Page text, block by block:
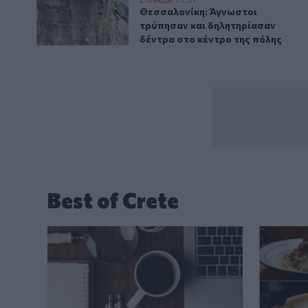
Θεσσαλονίκη: Άγνωστοι
Θεσσαλονίκη: Άγνωστοι
τρύπησαν και δηλητηρίασαν
δέντρα στο κέντρο της πόλης
Best of Crete